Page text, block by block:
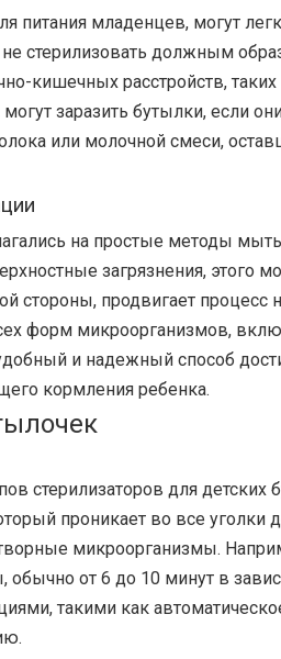
младенцев, могут
стерилизовать должным
кишечных расстройств,
заразить бутылки, если
или молочной смеси,
на простые методы
загрязнения, этого
стороны, продвигает
форм микроорганизмов,
и надежный способ
кормления ребенка.
стерилизаторов для
проникает во все уголки
микроорганизмы.
обычно от 6 до 10 минут в
такими как